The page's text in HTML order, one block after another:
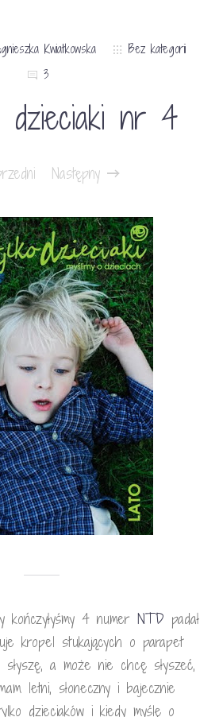
Kwiatkowska
Bez kategorii
3
dzieciaki nr 4
Następny
4 numer NTD padał
kropel stukających o parapet
a może nie chcę słyszeć,
letni, słoneczny i bajecznie
dzieciaków i kiedy myślę o